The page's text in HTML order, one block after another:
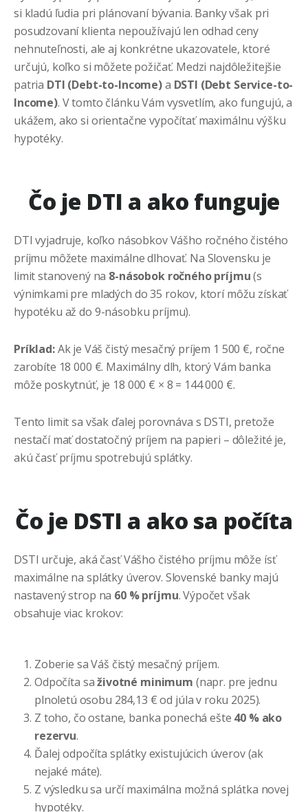
si kladú ľudia pri plánovaní bývania. Banky však pri
posudzovaní klienta nepoužívajú len odhad ceny
nehnuteľnosti, ale aj konkrétne ukazovatele, ktoré
určujú, koľko si môžete požičať. Medzi najdôležitejšie
patria DTI (Debt-to-Income)a DSTI (Debt Service-to-
Income). V tomto článku Vám vysvetlím, ako fungujú, a
ukážem, ako si orientačne vypočítať maximálnu výšku
hypotéky.
Čo je DTI a ako funguje
DTI vyjadruje, koľko násobkov Vášho ročného čistého
príjmu môžete maximálne dlhovať. Na Slovensku je
limit stanovený na 8-násobok ročného príjmu(s
výnimkami pre mladých do 35 rokov, ktorí môžu získať
hypotéku až do 9-násobku príjmu).
Príklad:Ak je Váš čistý mesačný príjem 1 500 €, ročne
zarobíte 18 000 €. Maximálny dlh, ktorý Vám banka
môže poskytnúť, je 18 000 € × 8 = 144 000 €.
Tento limit sa však ďalej porovnáva s DSTI, pretože
nestačí mať dostatočný príjem na papieri – dôležité je,
akú časť príjmu spotrebujú splátky.
Čo je DSTI a ako sa počíta
DSTI určuje, aká časť Vášho čistého príjmu môže ísť
maximálne na splátky úverov. Slovenské banky majú
nastavený strop na 60 % príjmu. Výpočet však
obsahuje viac krokov:
Zoberie sa Váš čistý mesačný príjem.
Odpočíta saživotné minimum (napr. pre jednu
plnoletú osobu 284,13 € od júla v roku 2025).
Z toho, čo ostane, banka ponechá ešte 40 % ako
rezervu.
Ďalej odpočíta splátky existujúcich úverov (ak
nejaké máte).
Z výsledku sa určí maximálna možná splátka novej
hypotéky.